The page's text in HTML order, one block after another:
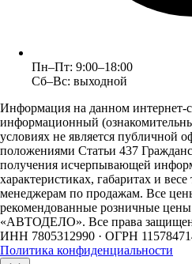
Пн–Пт: 9:00–18:00
Сб–Вс: выходной
Информация на данном интернет-
информационный
условиях не является публичной
положениями Статьи 437
получения исчерпывающей
характеристиках, габаритах и
менеджерам по продажам. Все
рекомендованные розничные
«АВТОДЕЛО». Все права
ИНН 7805312990 · ОГРН
Политика конфиденциальности